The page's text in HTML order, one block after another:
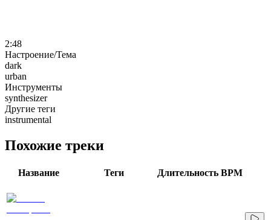
2:48
Настроение/Тема
dark
urban
Инструменты
synthesizer
Другие теги
instrumental
Похожие треки
Название Теги Длительность BPM